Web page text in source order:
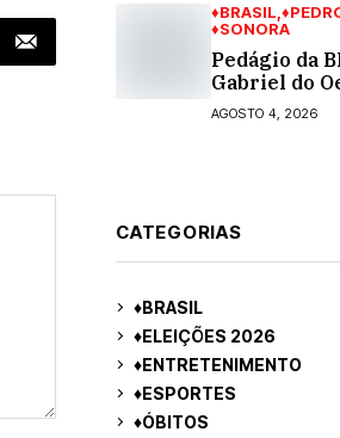
♦BRASIL
♦SONORA
Pedágio da
Gabriel do
40,53% e
10,70 a
AGOSTO 4, 2026
CATEGORIAS
♦BRASIL
♦ELEIÇÕES 2026
♦ENTRETENIMENTO
♦ESPORTES
♦ÓBITOS